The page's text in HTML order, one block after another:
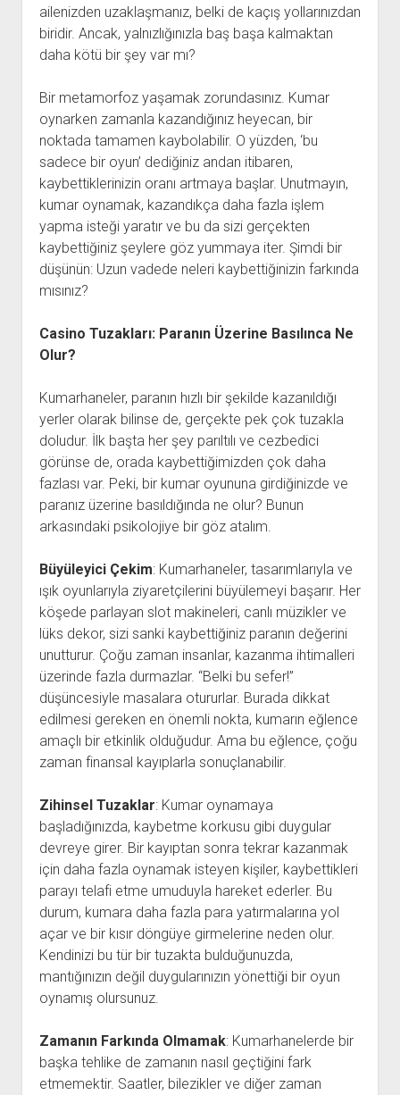
ailenizden uzaklaşmanız, belki de kaçış yollarınızdan
biridir. Ancak, yalnızlığınızla baş başa kalmaktan
daha kötü bir şey var mı?
Bir metamorfoz yaşamak zorundasınız. Kumar
oynarken zamanla kazandığınız heyecan, bir
noktada tamamen kaybolabilir. O yüzden, ‘bu
sadece bir oyun’ dediğiniz andan itibaren,
kaybettiklerinizin oranı artmaya başlar. Unutmayın,
kumar oynamak, kazandıkça daha fazla işlem
yapma isteği yaratır ve bu da sizi gerçekten
kaybettiğiniz şeylere göz yummaya iter. Şimdi bir
düşünün: Uzun vadede neleri kaybettiğinizin farkında
mısınız?
Casino Tuzakları: Paranın Üzerine Basılınca Ne
Olur?
Kumarhaneler, paranın hızlı bir şekilde kazanıldığı
yerler olarak bilinse de, gerçekte pek çok tuzakla
doludur. İlk başta her şey parıltılı ve cezbedici
görünse de, orada kaybettiğimizden çok daha
fazlası var. Peki, bir kumar oyununa girdiğinizde ve
paranız üzerine basıldığında ne olur? Bunun
arkasındaki psikolojiye bir göz atalım.
Büyüleyici Çekim: Kumarhaneler, tasarımlarıyla ve
ışık oyunlarıyla ziyaretçilerini büyülemeyi başarır. Her
köşede parlayan slot makineleri, canlı müzikler ve
lüks dekor, sizi sanki kaybettiğiniz paranın değerini
unutturur. Çoğu zaman insanlar, kazanma ihtimalleri
üzerinde fazla durmazlar. “Belki bu sefer!”
düşüncesiyle masalara otururlar. Burada dikkat
edilmesi gereken en önemli nokta, kumarın eğlence
amaçlı bir etkinlik olduğudur. Ama bu eğlence, çoğu
zaman finansal kayıplarla sonuçlanabilir.
Zihinsel Tuzaklar: Kumar oynamaya
başladığınızda, kaybetme korkusu gibi duygular
devreye girer. Bir kayıptan sonra tekrar kazanmak
için daha fazla oynamak isteyen kişiler, kaybettikleri
parayı telafi etme umuduyla hareket ederler. Bu
durum, kumara daha fazla para yatırmalarına yol
açar ve bir kısır döngüye girmelerine neden olur.
Kendinizi bu tür bir tuzakta bulduğunuzda,
mantığınızın değil duygularınızın yönettiği bir oyun
oynamış olursunuz.
Zamanın Farkında Olmamak: Kumarhanelerde bir
başka tehlike de zamanın nasıl geçtiğini fark
etmemektir. Saatler, bilezikler ve diğer zaman